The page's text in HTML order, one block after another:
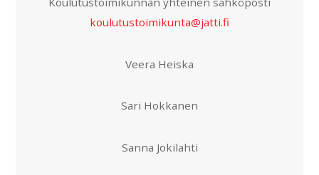
koulutustoimikunta@jatti.fi
Veera Heiska
Sari Hokkanen
Sanna Jokilahti